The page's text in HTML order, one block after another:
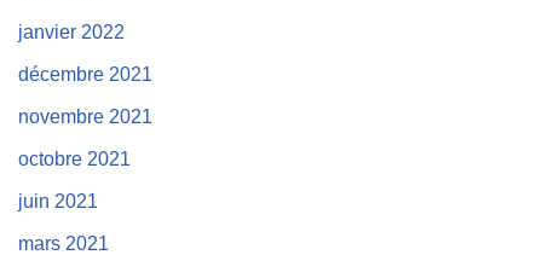
janvier 2022
décembre 2021
novembre 2021
octobre 2021
juin 2021
mars 2021